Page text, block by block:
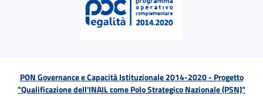
PON Governance e Capacità Istituzionale 2014-2020 - Progetto
"Qualificazione dell'INAIL come Polo Strategico Nazionale (PSN)"